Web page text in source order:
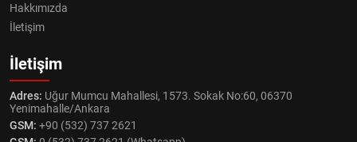
Hakkımızda
İletişim
İletişim
Adres: Uğur Mumcu Mahallesi, 1573. Sokak No:60, 06370
Yenimahalle/Ankara
GSM: +90 (532) 737 2621